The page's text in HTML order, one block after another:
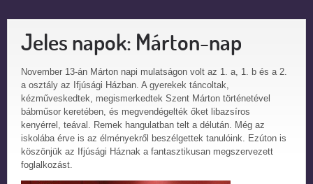
Jeles napok: Márton-nap
November 13-án Márton napi mulatságon volt az 1. a, 1. b és a 2.
a osztály az Ifjúsági Házban. A gyerekek táncoltak,
kézműveskedtek, megismerkedtek Szent Márton történetével
bábműsor keretében, és megvendégelték őket libazsíros
kenyérrel, teával. Remek hangulatban telt a délután. Még az
iskolába érve is az élményekről beszélgettek tanulóink. Ezúton is
köszönjük az Ifjúsági Háznak a fantasztikusan megszervezett
foglalkozást.